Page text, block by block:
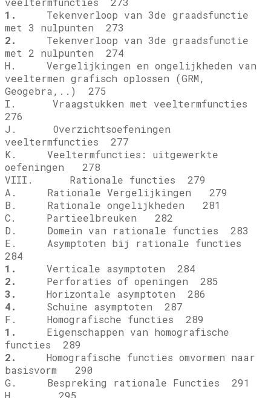
1.
Tekenverloop van 3de graadsfunctie
met 3 nulpunten 273
2.
Tekenverloop van 3de graadsfunctie
met 2 nulpunten 274
H. Vergelijkingen en ongelijkheden van
veeltermen grafisch oplossen (GRM,
Geogebra,..) 275
I. Vraagstukken met veeltermfuncties
276
J. Overzichtsoefeningen
veeltermfuncties 277
K. Veeltermfuncties: uitgewerkte
oefeningen 278
VIII. Rationale functies 279
A. Rationale Vergelijkingen 279
B. Rationale ongelijkheden 281
C. Partieelbreuken 282
D. Domein van rationale functies 283
E. Asymptoten bij rationale functies
284
1.
Verticale asymptoten 284
2.
Perforaties of openingen 285
3.
Horizontale asymptoten 286
4.
Schuine asymptoten 287
F. Homografische functies 289
1.
Eigenschappen van homografische
functies 289
2.
Homografische functies omvormen naar
basisvorm 290
G. Bespreking rationale Functies 291
H.
295